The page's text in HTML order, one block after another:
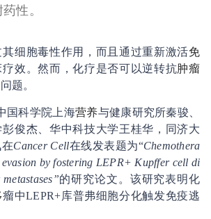
性。
细胞毒性作用，而且通过重新激活免
效。然而，化疗是否可以逆转抗肿瘤
题。
国科学院上海营养与健康研究所秦骏、
俊杰、华中科技大学王桂华，同济大
Cancer Cell在线发表题为“Chemothera
by fostering LEPR+ Kupffer cell di
的研究论文。该研究表明化
瘤中LEPR+库普弗细胞分化触发免疫逃